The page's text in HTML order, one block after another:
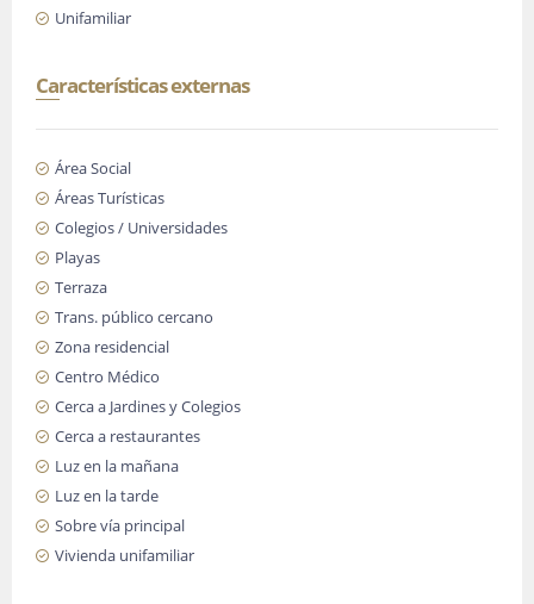
Unifamiliar
Características externas
Área Social
Áreas Turísticas
Colegios / Universidades
Playas
Terraza
Trans. público cercano
Zona residencial
Centro Médico
Cerca a Jardines y Colegios
Cerca a restaurantes
Luz en la mañana
Luz en la tarde
Sobre vía principal
Vivienda unifamiliar